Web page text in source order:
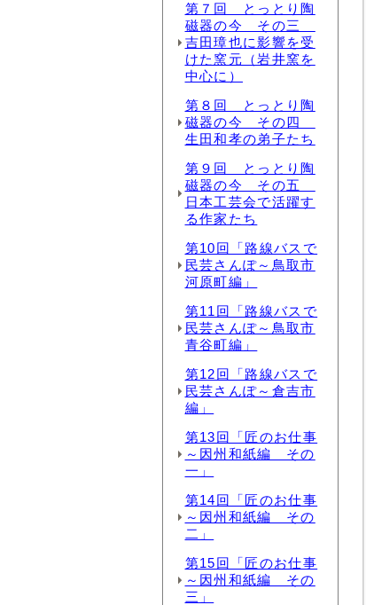
第７回 とっとり陶
磁器の今 その三
吉田璋也に影響を受
けた窯元（岩井窯を
中心に）
第８回 とっとり陶
磁器の今 その四
生田和孝の弟子たち
第９回 とっとり陶
磁器の今 その五
日本工芸会で活躍す
る作家たち
第10回「路線バスで
民芸さんぽ～鳥取市
河原町編」
第11回「路線バスで
民芸さんぽ～鳥取市
青谷町編」
第12回「路線バスで
民芸さんぽ～倉吉市
編」
第13回「匠のお仕事
～因州和紙編 その
一」
第14回「匠のお仕事
～因州和紙編 その
二」
第15回「匠のお仕事
～因州和紙編 その
三」